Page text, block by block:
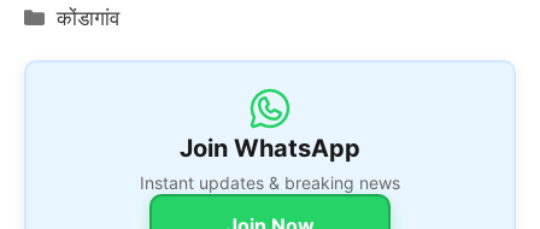
Categories
कोंडागांव
Join WhatsApp
Instant updates & breaking news